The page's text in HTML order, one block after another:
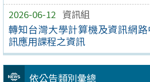
2026-06-12 資訊組
轉知台灣大學計算機及資訊網
訊應用課程之資訊
依公告類別彙總